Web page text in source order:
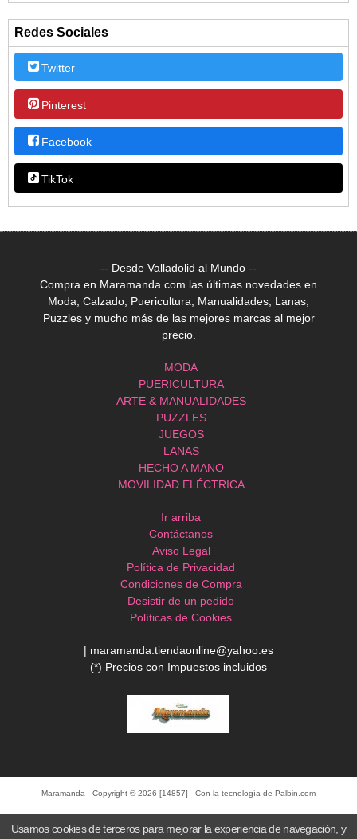
Redes Sociales
Twitter
Pinterest
Facebook
TikTok
-- Desde Valladolid al Mundo --
Compra en Maramanda.com las últimas novedades en
Moda, Calzado, Puericultura, Manualidades, Lanas,
Puzzles y mucho más de las mejores marcas al mejor
precio.
MODA
PUERICULTURA
ARTE & MANUALIDADES
PUZZLES
JUEGOS
LANAS
HECHO A MANO
MOVILIDAD ELÉCTRICA
Ir arriba
Contáctanos
Aviso Legal
Política de Privacidad
Condiciones de Compra
Desistir de un pedido
Políticas de Cookies
| maramanda.tiendaonline@yahoo.es
(*) Precios con Impuestos incluidos
Maramanda - Copyright © 2026 [14857] - Con la tecnología de Palbin.com
Usamos cookies de terceros para mejorar la experiencia de navegación, y